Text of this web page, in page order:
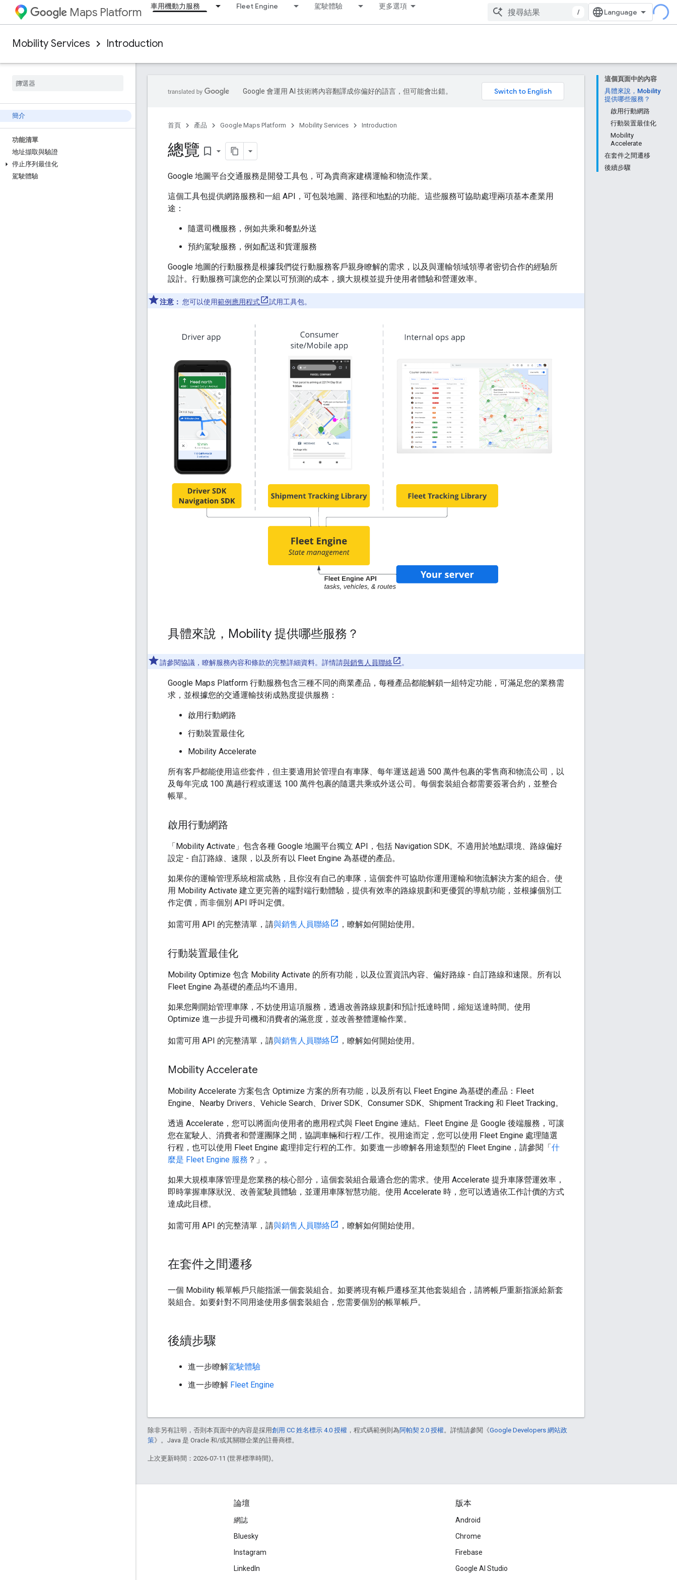
Maps Platform 車用機動力服務 Fleet Engine 駕駛體驗 更多選項
/
Mobility Services Introduction
簡介
功能清單
地址擷取與驗證
停止序列最佳化
駕駛體驗
這個頁面中的內容
具體來說，Mobility
提供哪些服務？
啟用行動網路
行動裝置最佳化
Mobility
Accelerate
在套件之間遷移
後續步驟
Google 會運用 AI 技術將內容翻譯成你偏好的語言，但可能會出錯。
首頁 產品 Google Maps Platform Mobility Services Introduction
總覽 bookmark_border
Google 地圖平台交通服務是開發工具包，可為貴商家建構運輸和物流作業。
這個工具包提供網路服務和一組 API，可包裝地圖、路徑和地點的功能。這些服務可協助處理兩項基本產業用
途：
隨選司機服務，例如共乘和餐點外送
預約駕駛服務，例如配送和貨運服務
Google 地圖的行動服務是根據我們從行動服務客戶親身瞭解的需求，以及與運輸領域領導者密切合作的經驗所
設計。行動服務可讓您的企業以可預測的成本，擴大規模並提升使用者體驗和營運效率。
注意： 您可以使用範例應用程式 試用工具包。
具體來說，Mobility 提供哪些服務？
請參閱協議，瞭解服務內容和條款的完整詳細資料。詳情請與銷售人員聯絡 。
Google Maps Platform 行動服務包含三種不同的商業產品，每種產品都能解鎖一組特定功能，可滿足您的業務需
求，並根據您的交通運輸技術成熟度提供服務：
啟用行動網路
行動裝置最佳化
Mobility Accelerate
所有客戶都能使用這些套件，但主要適用於管理自有車隊、每年運送超過 500 萬件包裹的零售商和物流公司，以
及每年完成 100 萬趟行程或運送 100 萬件包裹的隨選共乘或外送公司。每個套裝組合都需要簽署合約，並整合
帳單。
啟用行動網路
「Mobility Activate」包含各種 Google 地圖平台獨立 API，包括 Navigation SDK。不適用於地點環境、路線偏好
設定 - 自訂路線、速限，以及所有以 Fleet Engine 為基礎的產品。
如果你的運輸管理系統相當成熟，且你沒有自己的車隊，這個套件可協助你運用運輸和物流解決方案的組合。使
用 Mobility Activate 建立更完善的端對端行動體驗，提供有效率的路線規劃和更優質的導航功能，並根據個別工
作定價，而非個別 API 呼叫定價。
如需可用 API 的完整清單，請與銷售人員聯絡 ，瞭解如何開始使用。
行動裝置最佳化
Mobility Optimize 包含 Mobility Activate 的所有功能，以及位置資訊內容、偏好路線 - 自訂路線和速限。所有以
Fleet Engine 為基礎的產品均不適用。
如果您剛開始管理車隊，不妨使用這項服務，透過改善路線規劃和預計抵達時間，縮短送達時間。使用
Optimize 進一步提升司機和消費者的滿意度，並改善整體運輸作業。
如需可用 API 的完整清單，請與銷售人員聯絡 ，瞭解如何開始使用。
Mobility Accelerate
Mobility Accelerate 方案包含 Optimize 方案的所有功能，以及所有以 Fleet Engine 為基礎的產品：Fleet
Engine、Nearby Drivers、Vehicle Search、Driver SDK、Consumer SDK、Shipment Tracking 和 Fleet Tracking。
透過 Accelerate，您可以將面向使用者的應用程式與 Fleet Engine 連結。Fleet Engine 是 Google 後端服務，可讓
您在駕駛人、消費者和營運團隊之間，協調車輛和行程/工作。視用途而定，您可以使用 Fleet Engine 處理隨選
行程，也可以使用 Fleet Engine 處理排定行程的工作。如要進一步瞭解各用途類型的 Fleet Engine，請參閱「 什
麼是 Fleet Engine 服務 ？」。
如果大規模車隊管理是您業務的核心部分，這個套裝組合最適合您的需求。使用 Accelerate 提升車隊營運效率，
即時掌握車隊狀況、改善駕駛員體驗，並運用車隊智慧功能。使用 Accelerate 時，您可以透過依工作計價的方式
達成此目標。
如需可用 API 的完整清單，請與銷售人員聯絡 ，瞭解如何開始使用。
在套件之間遷移
一個 Mobility 帳單帳戶只能指派一個套裝組合。如要將現有帳戶遷移至其他套裝組合，請將帳戶重新指派給新套
裝組合。如要針對不同用途使用多個套裝組合，您需要個別的帳單帳戶。
後續步驟
進一步瞭解駕駛體驗
進一步瞭解 Fleet Engine
除非另有註明，否則本頁面中的內容是採用創用 CC 姓名標示 4.0 授權 ，程式碼範例則為阿帕契 2.0 授權。詳情請參閱《Google Developers 網站政
策》。Java 是 Oracle 和/或其關聯企業的註冊商標。
上次更新時間：2026-07-11 (世界標準時間)。
論壇
網誌
Bluesky
Instagram
LinkedIn
版本
Android
Chrome
Firebase
Google AI Studio